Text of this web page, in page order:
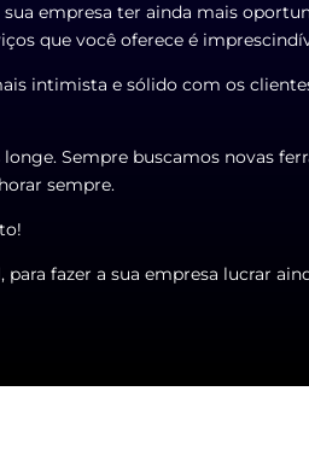
empresa ter ainda mais
que você oferece é
intimista e sólido com os
Sempre buscamos novas
sempre.
fazer a sua empresa lucrar